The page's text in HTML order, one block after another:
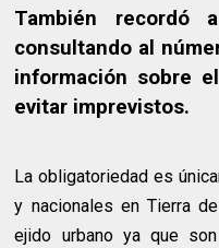
También recordó
consultando al
información sobre
evitar imprevistos.
La obligatoriedad es
y nacionales en Tierra
ejido urbano ya que